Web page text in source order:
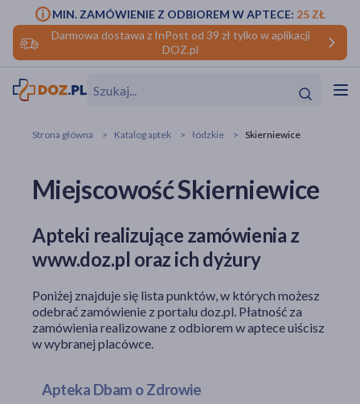
Darmowa dostawa z InPost od 39 zł tylko w aplikacji
DOZ.pl
MIN. ZAMÓWIENIE Z ODBIOREM W APTECE: 25 ZŁ
makijażu
Strona główna Katalog aptek łódzkie Skierniewice
Miejscowość Skierniewice
Apteki realizujące zamówienia z
www.doz.pl oraz ich dyżury
Poniżej znajduje się lista punktów, w których możesz
odebrać zamówienie z portalu doz.pl. Płatność za
zamówienia realizowane z odbiorem w aptece uiścisz
w wybranej placówce.
Apteka Dbam o Zdrowie